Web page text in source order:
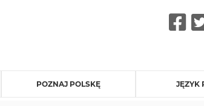
POZNAJ POLSKĘ JĘZYK